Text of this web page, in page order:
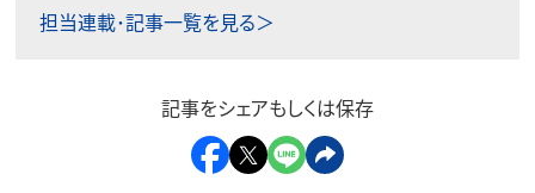
担当連載･記事一覧を見る＞
記事をシェアもしくは保存